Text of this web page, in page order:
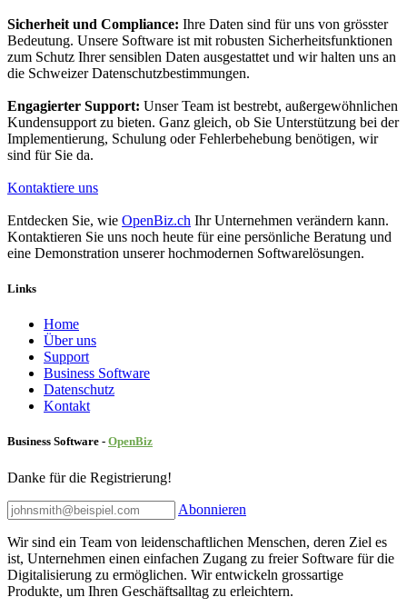
Sicherheit und Compliance: Ihre Daten sind für uns von grösster
Bedeutung. Unsere Software ist mit robusten Sicherheitsfunktionen
zum Schutz Ihrer sensiblen Daten ausgestattet und wir halten uns an
die Schweizer Datenschutzbestimmungen.
Engagierter Support: Unser Team ist bestrebt, außergewöhnlichen
Kundensupport zu bieten. Ganz gleich, ob Sie Unterstützung bei der
Implementierung, Schulung oder Fehlerbehebung benötigen, wir
sind für Sie da.
Kontaktiere uns
Entdecken Sie, wie OpenBiz.ch Ihr Unternehmen verändern kann.
Kontaktieren Sie uns noch heute für eine persönliche Beratung und
eine Demonstration unserer hochmodernen Softwarelösungen.
Links
Home
Über uns
Sup​port
Business Software
Datenschutz
Kontakt
Business Software - OpenBiz
Danke für die Registrierung!
Abonnieren
Wir sind ein Team von leidenschaftlichen Menschen, deren Ziel es
ist, Unternehmen einen einfachen Zugang zu freier Software für die
Digitalisierung zu ermöglichen. Wir entwickeln grossartige
Produkte, um Ihren Geschäftsalltag zu erleichtern.